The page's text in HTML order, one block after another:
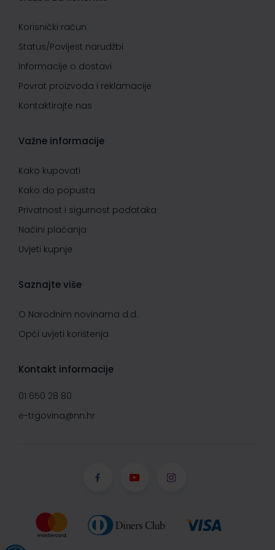
Korisnički račun
Status/Povijest narudžbi
Informacije o dostavi
Povrat proizvoda i reklamacije
Kontaktirajte nas
Važne informacije
Kako kupovati
Kako do popusta
Privatnost i sigurnost podataka
Načini plaćanja
Uvjeti kupnje
Saznajte više
O Narodnim novinama d.d.
Opći uvjeti korištenja
Kontakt informacije
01 650 28 80
e-trgovina@nn.hr